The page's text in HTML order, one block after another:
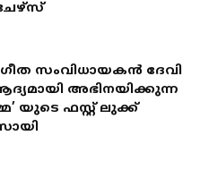
സംവിധായകൻ ദേവി
അഭിനയിക്കുന്ന
യുടെ ഫസ്റ്റ് ലുക്ക്